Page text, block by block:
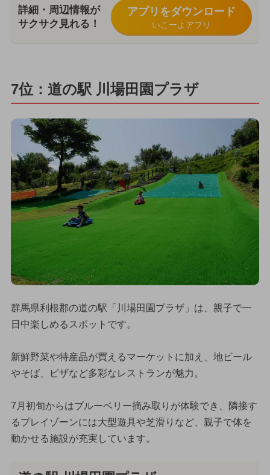
詳細・周辺情報が
サクサク見れる！
アプリをダウンロード
いこーよアプリ
7位：道の駅 川場田園プラザ
群馬県利根郡の道の駅「川場田園プラザ」は、親子で一
日中楽しめるスポットです。
新鮮野菜や特産品が買えるマーケットに加え、地ビール
やそば、ピザなど多彩なレストランが魅力。
7月初旬からはブルーベリー摘み取りが体験でき、隣接す
るプレイゾーンには大型遊具や芝滑りなど、親子で体を
動かせる施設が充実しています。